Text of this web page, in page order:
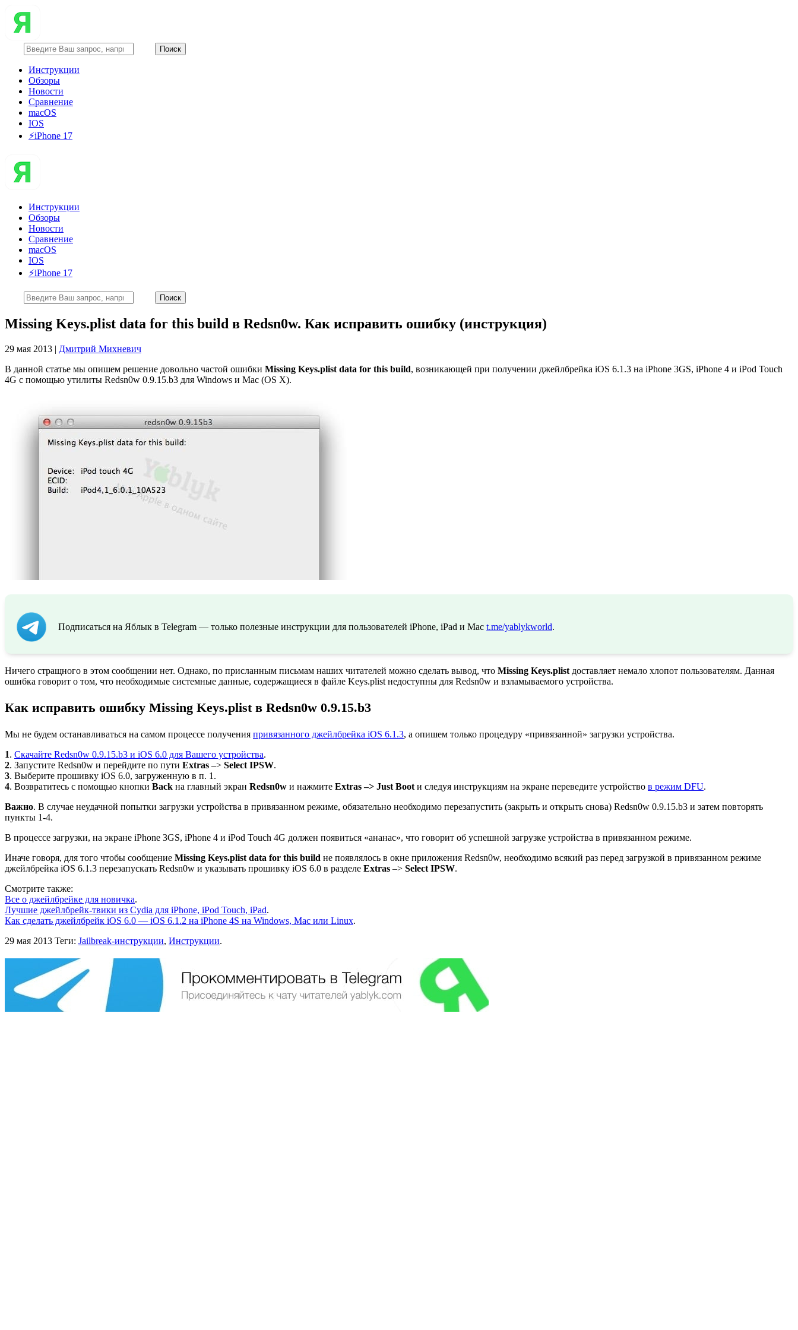
Инструкции
Обзоры
Новости
Сравнение
macOS
IOS
⚡️iPhone 17
Инструкции
Обзоры
Новости
Сравнение
macOS
IOS
⚡️iPhone 17
Missing Keys.plist data for this build в Redsn0w. Как исправить ошибку (инструкция)
29 мая 2013 | Дмитрий Михневич
В данной статье мы опишем решение довольно частой ошибки Missing Keys.plist data for this build, возникающей при получении джейлбрейка iOS 6.1.3 на iPhone 3GS, iPhone 4 и iPod Touch
4G с помощью утилиты Redsn0w 0.9.15.b3 для Windows и Mac (OS X).
Подписаться на Яблык в Telegram — только полезные инструкции для пользователей iPhone, iPad и Mac t.me/yablykworld.
Ничего стращного в этом сообщении нет. Однако, по присланным письмам наших читателей можно сделать вывод, что Missing Keys.plist доставляет немало хлопот пользователям. Данная
ошибка говорит о том, что необходимые системные данные, содержащиеся в файле Keys.plist недоступны для Redsn0w и взламываемого устройства.
Как исправить ошибку Missing Keys.plist в Redsn0w 0.9.15.b3
Мы не будем останавливаться на самом процессе получения привязанного джейлбрейка iOS 6.1.3, а опишем только процедуру «привязанной» загрузки устройства.
1. Скачайте Redsn0w 0.9.15.b3 и iOS 6.0 для Вашего устройства.
2. Запустите Redsn0w и перейдите по пути Extras –> Select IPSW.
3. Выберите прошивку iOS 6.0, загруженную в п. 1.
4. Возвратитесь с помощью кнопки Back на главный экран Redsn0w и нажмите Extras –> Just Boot и следуя инструкциям на экране переведите устройство в режим DFU.
Важно. В случае неудачной попытки загрузки устройства в привязанном режиме, обязательно необходимо перезапустить (закрыть и открыть снова) Redsn0w 0.9.15.b3 и затем повторять
пункты 1-4.
В процессе загрузки, на экране iPhone 3GS, iPhone 4 и iPod Touch 4G должен появиться «ананас», что говорит об успешной загрузке устройства в привязанном режиме.
Иначе говоря, для того чтобы сообщение Missing Keys.plist data for this build не появлялось в окне приложения Redsn0w, необходимо всякий раз перед загрузкой в привязанном режиме
джейлбрейка iOS 6.1.3 перезапускать Redsn0w и указывать прошивку iOS 6.0 в разделе Extras –> Select IPSW.
Смотрите также:
Все о джейлбрейке для новичка.
Лучшие джейлбрейк-твики из Cydia для iPhone, iPod Touch, iPad.
Как сделать джейлбрейк iOS 6.0 — iOS 6.1.2 на iPhone 4S на Windows, Mac или Linux.
29 мая 2013 Теги: Jailbreak-инструкции, Инструкции.